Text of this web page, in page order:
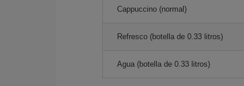
Cappuccino (normal)
Refresco (botella de 0.33 litros)
Agua (botella de 0.33 litros)